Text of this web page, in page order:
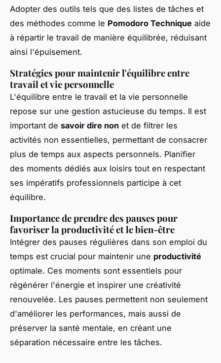
Adopter des outils tels que des listes de tâches et
des méthodes comme le Pomodoro Technique aide
à répartir le travail de manière équilibrée, réduisant
ainsi l'épuisement.
Stratégies pour maintenir l'équilibre entre
travail et vie personnelle
L'équilibre entre le travail et la vie personnelle
repose sur une gestion astucieuse du temps. Il est
important de savoir dire non et de filtrer les
activités non essentielles, permettant de consacrer
plus de temps aux aspects personnels. Planifier
des moments dédiés aux loisirs tout en respectant
ses impératifs professionnels participe à cet
équilibre.
Importance de prendre des pauses pour
favoriser la productivité et le bien-être
Intégrer des pauses régulières dans son emploi du
temps est crucial pour maintenir une productivité
optimale. Ces moments sont essentiels pour
régénérer l'énergie et inspirer une créativité
renouvelée. Les pauses permettent non seulement
d'améliorer les performances, mais aussi de
préserver la santé mentale, en créant une
séparation nécessaire entre les tâches.